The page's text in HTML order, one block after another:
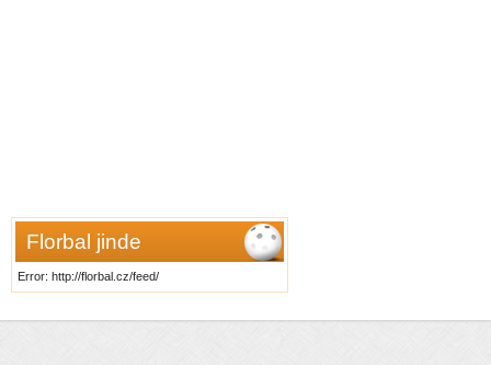
Florbal jinde
Error: http://florbal.cz/feed/